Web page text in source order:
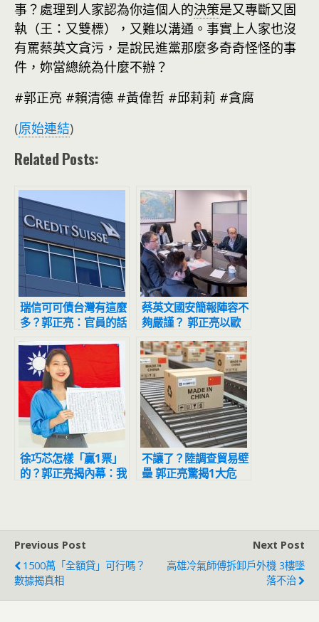
事？處理到人家認為你這個人的決策是又專斷又固
執（王：又雙標），又難以溝通。事實上人家也沒
有罵蔡英文貪污，是說民進黨那麼多奇奇怪怪的事
件，妳當總統為什麼不辦？
#郭正亮 #賴清德 #黃偉哲 #邱莉莉 #貪腐
(原始連結)
Related Posts:
瑞信可可債台灣有這麼
多？郭正亮：官員的話
最好別相信
蔡英文國安簡報陣容不
夠嚴謹？ 郭正亮以歐
巴馬為例：軍人呢？
徐巧芯怎樣「贏1票」
的？郭正亮揭內幕：我
不讓了？陸調查貿易壁
壘 郭正亮驚揭1大危
Previous Post
1500萬「全額貸」可行嗎？
數據揭真相
Next Post
高雄冷氣師傅拆卸戶外機 3樓墜
落不治